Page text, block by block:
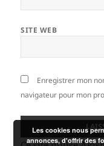
SITE WEB
Enregistrer mon
navigateur pour mon
Les cookies nous
annonces, d'offrir des